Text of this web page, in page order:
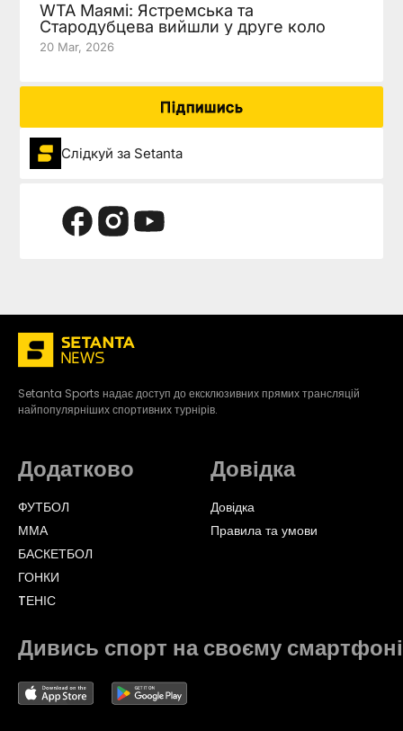
WTA Маямі: Ястремська та
Стародубцева вийшли у друге коло
20 Mar, 2026
Підпишись
Слідкуй за Setanta
Setanta Sports надає доступ до ексклюзивних прямих трансляцій
найпопулярніших спортивних турнірів.
Додатково
ФУТБОЛ
ММА
БАСКЕТБОЛ
ГОНКИ
TЕНІС
Довідка
Довідка
Правила та умови
Дивись спорт на своєму смартфоні